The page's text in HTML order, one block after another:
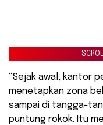
“Sejak awal, kantor
menetapkan zona
sampai di tangga-
puntung rokok. Itu